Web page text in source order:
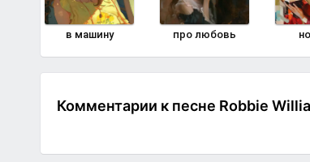
в машину про любовь
Комментарии к песне Robbie